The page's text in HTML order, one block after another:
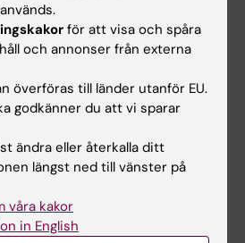
för att visa och spåra
och annonser från externa
överföras till länder utanför EU.
godkänner du att vi sparar
ändra eller återkalla ditt
längst ned till vänster på
våra kakor
in English